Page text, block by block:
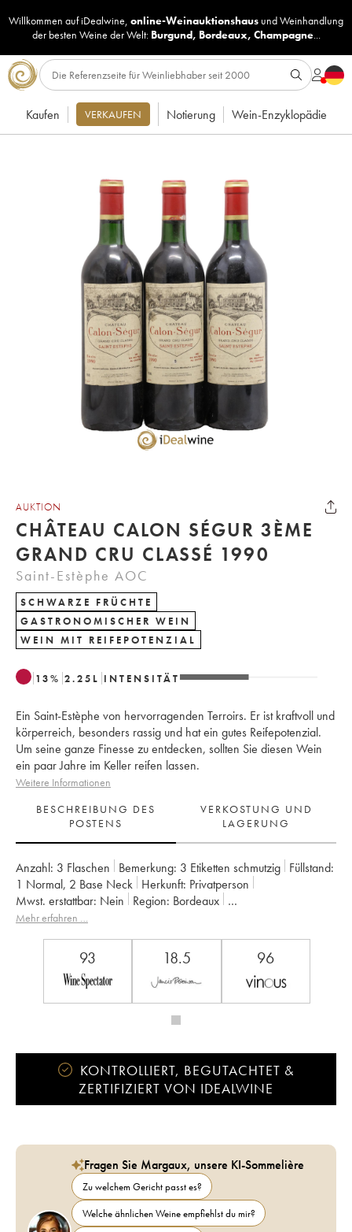
Willkommen auf iDealwine, online-Weinauktionshaus undWeinhandlung
der besten Weine der Welt: Burgund, Bordeaux, Champagne...
Kaufen VERKAUFEN Notierung Wein-Enzyklopädie
AUKTION
CHÂTEAU CALON SÉGUR 3ÈME
GRAND CRU CLASSÉ 1990
Saint-Estèphe AOC
SCHWARZE FRÜCHTE
GASTRONOMISCHER WEIN
WEIN MIT REIFEPOTENZIAL
13% 2.25 L INTENSITÄT
Ein Saint-Estèphe von hervorragenden Terroirs. Er ist kraftvoll und
körperreich, besonders rassig und hat ein gutes Reifepotenzial.
Um seine ganze Finesse zu entdecken, sollten Sie diesen Wein
ein paar Jahre im Keller reifen lassen.
Weitere Informationen
BESCHREIBUNG DES
POSTENS
VERKOSTUNG UND
LAGERUNG
Anzahl: 3 Flaschen Bemerkung: 3 Etiketten schmutzig Füllstand:
1 Normal, 2 Base Neck Herkunft:
privatperson
Mwst. erstattbar:
nein Region:
Bordeaux
Appellation: Saint-Estèphe
Suravenir Assurances
Mehr erfahren …
93 18.5 96
KONTROLLIERT, BEGUTACHTET &
ZERTIFIZIERT VON IDEALWINE
Fragen Sie Margaux, unsere KI-Sommelière
Zu welchem Gericht passt es?
Welche ähnlichen Weine empfiehlst du mir?